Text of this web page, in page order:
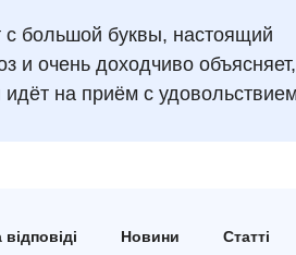
с большой буквы, настоящий
и очень доходчиво объясняет,
на приём с
Новини Статті